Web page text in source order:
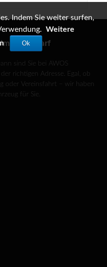
sind Sie bei AWOS
richtigen Adresse. Egal, ob
oder Vereinsfahrt – wir haben
für Sie.
Indem Sie weiter surfen,
Weitere
Ok